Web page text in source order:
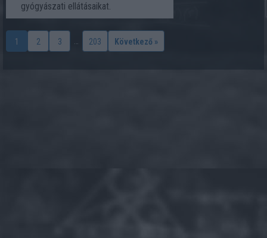
gyógyászati ellátásaikat.
1 2 3 203 Következő »